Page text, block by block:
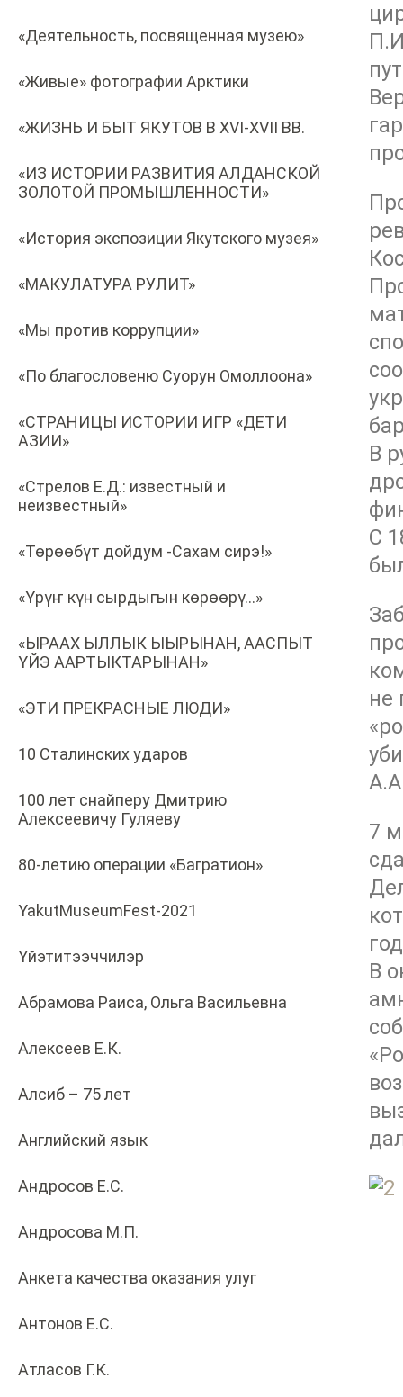
«Деятельность, посвященная музею»
«Живые» фотографии Арктики
«ЖИЗНЬ И БЫТ ЯКУТОВ В XVI-XVII ВВ.
«ИЗ ИСТОРИИ РАЗВИТИЯ АЛДАНСКОЙ
ЗОЛОТОЙ ПРОМЫШЛЕННОСТИ»
«История экспозиции Якутского музея»
«МАКУЛАТУРА РУЛИТ»
«Мы против коррупции»
«По благословеню Суорун Омоллоона»
«СТРАНИЦЫ ИСТОРИИ ИГР «ДЕТИ
АЗИИ»
«Стрелов Е.Д.: известный и
неизвестный»
«Төрөөбүт дойдум -Сахам сирэ!»
«Үрүҥ күн сырдыгын көрөөрү…»
«ЫРААХ ЫЛЛЫК ЫЫРЫНАН, ААСПЫТ
ҮЙЭ ААРТЫКТАРЫНАН»
«ЭТИ ПРЕКРАСНЫЕ ЛЮДИ»
10 Сталинских ударов
100 лет снайперу Дмитрию
Алексеевичу Гуляеву
80-летию операции «Багратион»
YakutMuseumFest-2021
Yйэтитээччилэр
Абрамова Раиса, Ольга Васильевна
Алексеев Е.К.
Алсиб – 75 лет
Английский язык
Андросов Е.С.
Андросова М.П.
Анкета качества оказания улуг
Антонов Е.С.
Атласов Г.К.
В
С
не
7
В